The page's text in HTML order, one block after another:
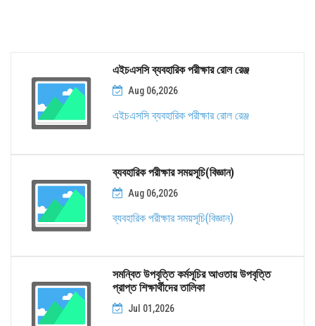
এইচএসসি ব্যবহারিক পরীক্ষার রোল রেঞ্জ
Aug 06,2026
এইচএসসি ব্যবহারিক পরীক্ষার রোল রেঞ্জ
ব্যবহারিক পরীক্ষার সময়সূচি(বিজ্ঞান)
Aug 06,2026
ব্যবহারিক পরীক্ষার সময়সূচি(বিজ্ঞান)
সমন্বিত উপবৃত্তি কর্মসূচির আওতায় উপবৃত্তি
প্রাপ্ত শিক্ষার্থীদের তালিকা
Jul 01,2026